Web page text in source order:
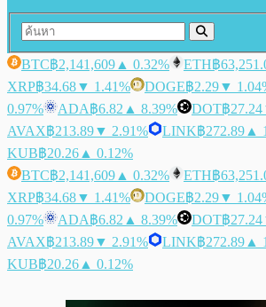
BTC฿2,141,609 ▲ 0.32% ETH฿
XRP฿34.68▼ 1.41% DOGE฿2.29▼
0.97%
ADA฿6.82 ▲ 8.39% DOT฿27.24
AVAX฿213.89▼ 2.91% LINK฿272.89 ▲
KUB฿20.26 ▲ 0.12%
BTC฿2,141,609 ▲ 0.32% ETH฿
XRP฿34.68▼ 1.41% DOGE฿2.29▼
0.97%
ADA฿6.82 ▲ 8.39% DOT฿27.24
AVAX฿213.89▼ 2.91% LINK฿272.89 ▲
KUB฿20.26 ▲ 0.12%